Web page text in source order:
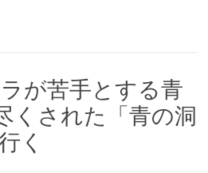
が苦手とする青
くされた「青の洞
く